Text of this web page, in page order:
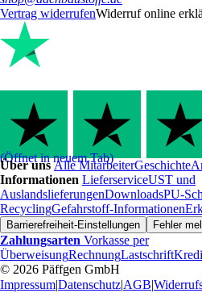
Vertrag widerrufenWiderruf online
(Öffnet in neuem Tab)
Über unsAlle MitarbeiterGeschichte
Informationen LieferserviceUST und
AuslandslieferungenDownloadsPU-
RecyclingGefahrstoff-Informationen
Barrierefreiheit-Einstellungen Fehler
Zahlungsarten Vorkasse per
ÜberweisungRechnungLastschrift
© 2026 Päffgen GmbH
Impressum|Datenschutz|AGB|